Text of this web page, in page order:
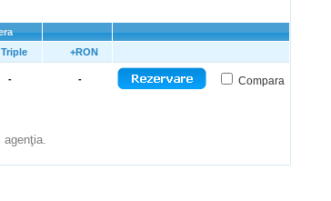
Triple +RON
- - Compara
agenţia.